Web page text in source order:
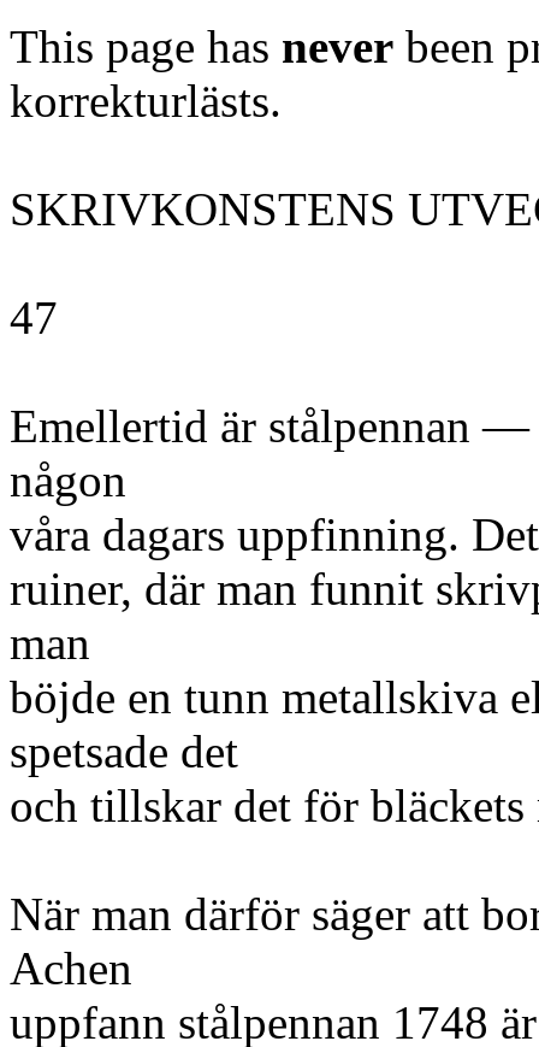
This page has never been
korrekturlästs.
SKRIVKONSTENS
47
Emellertid är stålpennan
någon
våra dagars uppfinning.
ruiner, där man funnit
man
böjde en tunn metallskiva
spetsade det
och tillskar det för bläckets
När man därför säger att
Achen
uppfann stålpennan 1748